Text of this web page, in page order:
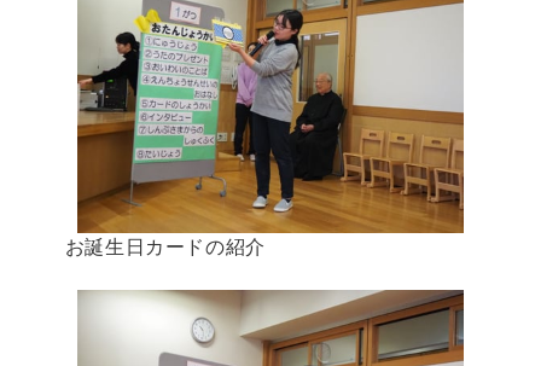
お誕生日カードの紹介